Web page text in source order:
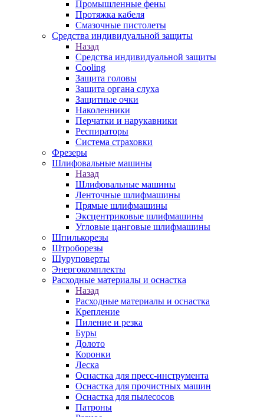
Промышленные фены
Протяжка кабеля
Смазочные пистолеты
Средства индивидуальной защиты
Назад
Средства индивидуальной защиты
Cooling
Защита головы
Защита органа слуха
Защитные очки
Наколенники
Перчатки и нарукавники
Респираторы
Система страховки
Фрезеры
Шлифовальные машины
Назад
Шлифовальные машины
Ленточные шлифмашины
Прямые шлифмашины
Эксцентриковые шлифмашины
Угловые цанговые шлифмашины
Шпилькорезы
Штроборезы
Шуруповерты
Энергокомплекты
Расходные материалы и оснастка
Назад
Расходные материалы и оснастка
Крепление
Пиление и резка
Буры
Долото
Коронки
Леска
Оснастка для пресс-инструмента
Оснастка для прочистных машин
Оснастка для пылесосов
Патроны